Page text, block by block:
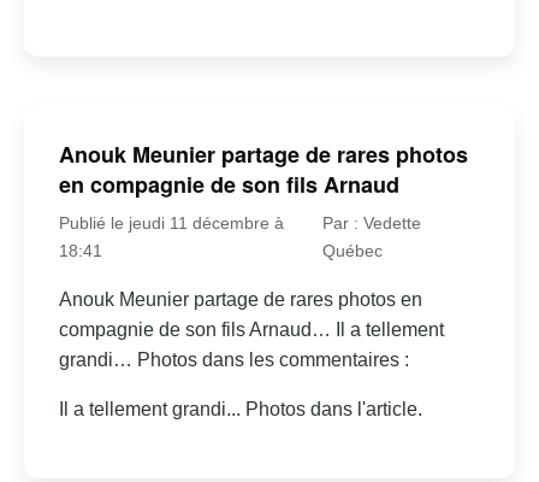
Anouk Meunier partage de rares photos
en compagnie de son fils Arnaud
Publié le jeudi 11 décembre à
18:41
Par : Vedette
Québec
Anouk Meunier partage de rares photos en
compagnie de son fils Arnaud… Il a tellement
grandi… Photos dans les commentaires :
Il a tellement grandi... Photos dans l'article.